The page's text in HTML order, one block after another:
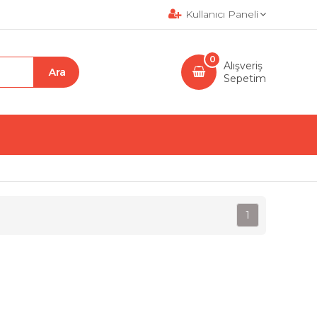
Kullanıcı Paneli
Alışveriş
Sepetim
0
1